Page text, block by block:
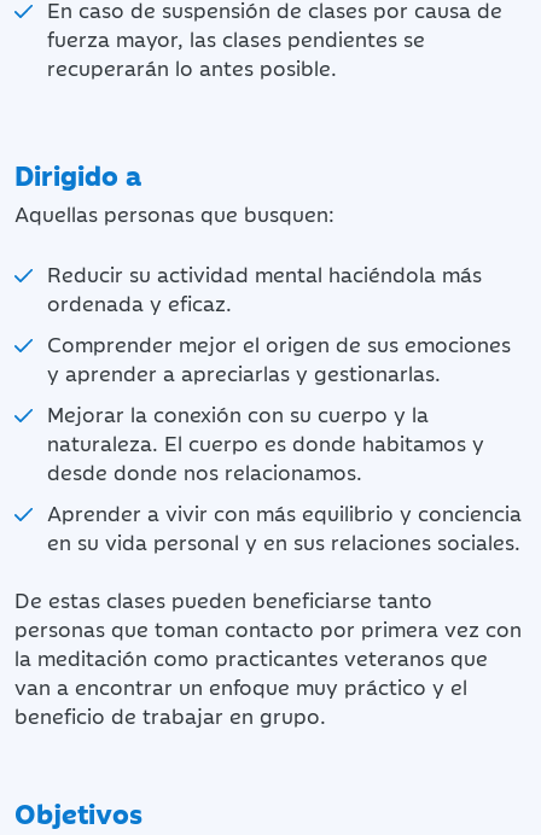
En caso de suspensión de clases por causa de
fuerza mayor, las clases pendientes se
recuperarán lo antes posible.
Dirigido a
Aquellas personas que busquen:
Reducir su actividad mental haciéndola más
ordenada y eficaz.
Comprender mejor el origen de sus emociones
y aprender a apreciarlas y gestionarlas.
Mejorar la conexión con su cuerpo y la
naturaleza. El cuerpo es donde habitamos y
desde donde nos relacionamos.
Aprender a vivir con más equilibrio y conciencia
en su vida personal y en sus relaciones sociales.
De estas clases pueden beneficiarse tanto
personas que toman contacto por primera vez con
la meditación como practicantes veteranos que
van a encontrar un enfoque muy práctico y el
beneficio de trabajar en grupo.
Objetivos